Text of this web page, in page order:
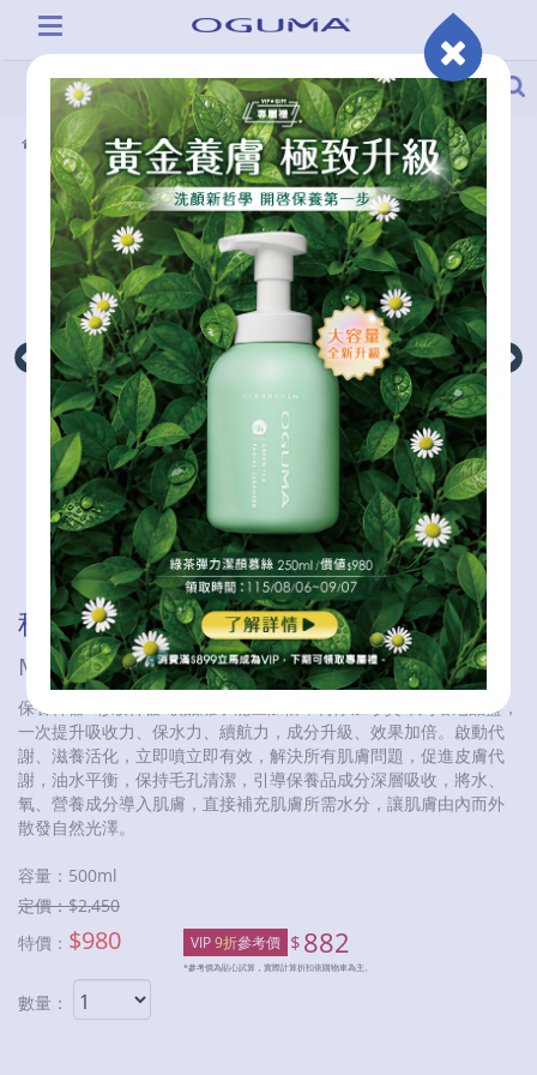
產品系列 秘之湧水美媒補充瓶
秘之湧水美媒補充瓶
MITSUION P.S.M. Refill
保養神器X彩妝神器 礦晶離子能量加倍，再添加珍貴布列塔尼晶鹽，
一次提升吸收力、保水力、續航力，成分升級、效果加倍。啟動代
謝、滋養活化，立即噴立即有效，解決所有肌膚問題，促進皮膚代
謝，油水平衡，保持毛孔清潔，引導保養品成分深層吸收，將水、
氧、營養成分導入肌膚，直接補充肌膚所需水分，讓肌膚由內而外
散發自然光澤。
容量： 500ml
定價：$2,450
特價： $980 VIP9折參考價 $ 882
*參考價為貼心試算，實際計算折扣依購物車為主。
數量：